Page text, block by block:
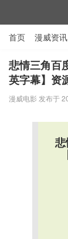
首页 漫威资讯
电视剧资源
悲情三角百
英字幕】资
漫威电影 发布于